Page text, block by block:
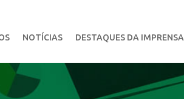
NOTÍCIAS DESTAQUES DA IMPRENSA